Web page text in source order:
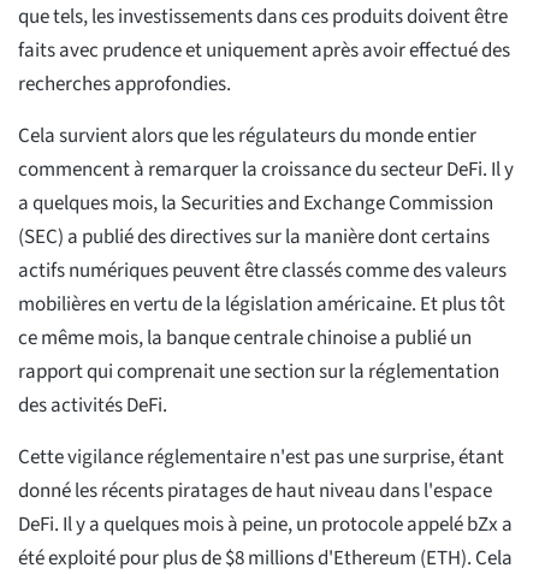
que tels, les investissements dans ces produits doivent être
faits avec prudence et uniquement après avoir effectué des
recherches approfondies.
Cela survient alors que les régulateurs du monde entier
commencent à remarquer la croissance du secteur DeFi. Il y
a quelques mois, la Securities and Exchange Commission
(SEC) a publié des directives sur la manière dont certains
actifs numériques peuvent être classés comme des valeurs
mobilières en vertu de la législation américaine. Et plus tôt
ce même mois, la banque centrale chinoise a publié un
rapport qui comprenait une section sur la réglementation
des activités DeFi.
Cette vigilance réglementaire n'est pas une surprise, étant
donné les récents piratages de haut niveau dans l'espace
DeFi. Il y a quelques mois à peine, un protocole appelé bZx a
été exploité pour plus de $8 millions d'Ethereum (ETH). Cela